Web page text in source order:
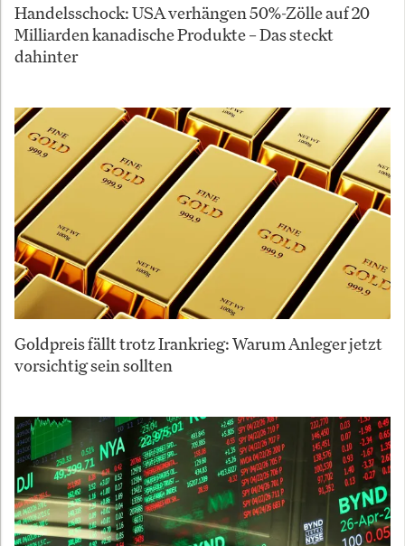
Handelsschock: USA verhängen 50%-Zölle auf 20
Milliarden kanadische Produkte – Das steckt
dahinter
Goldpreis fällt trotz Irankrieg: Warum Anleger jetzt
vorsichtig sein sollten